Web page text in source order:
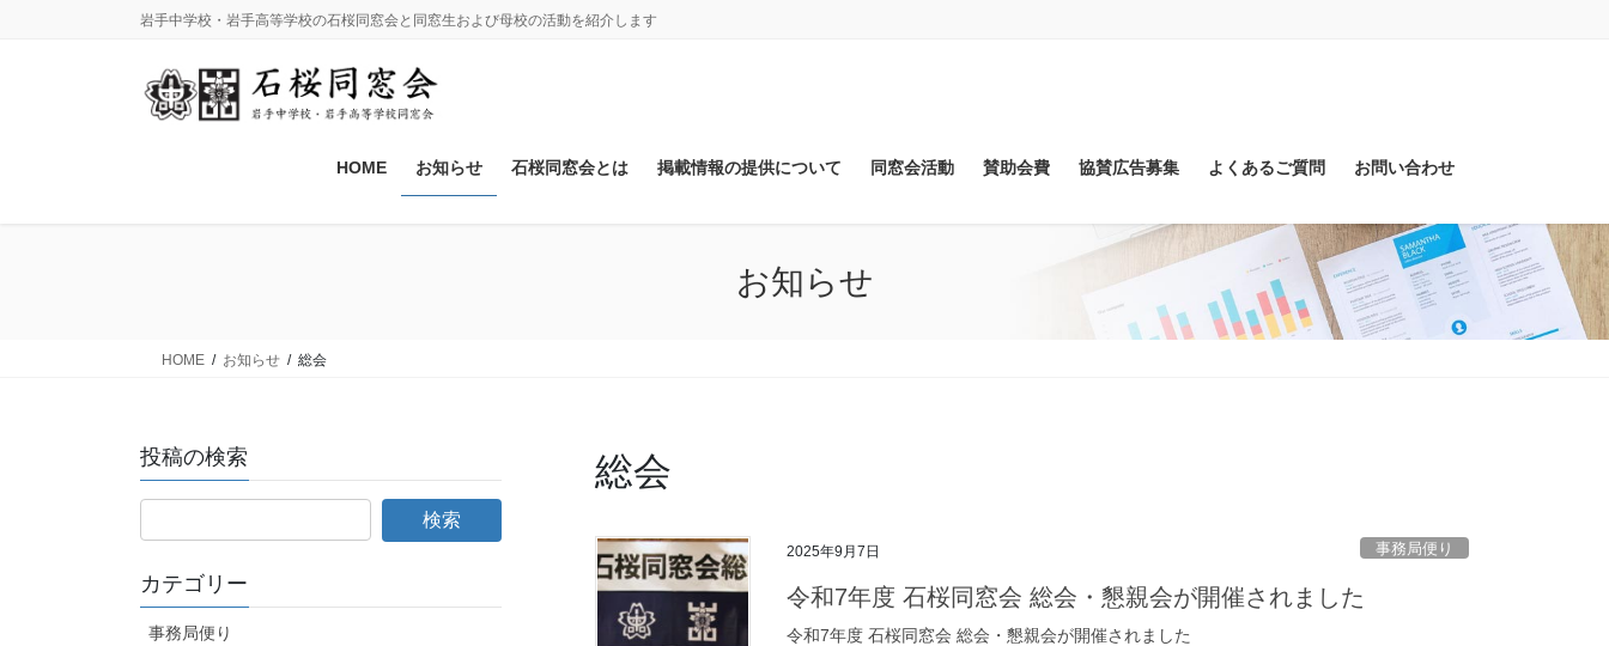
岩手中学校・岩手高等学校の石桜同窓会と同窓生および母校の活動を紹介します
HOME お知らせ 石桜同窓会とは 掲載情報の提供について 同窓会活動 賛助会費 協賛広告募集 よくあるご質問 お問い合わせ
お知らせ
HOME お知らせ 総会
総会
2025年9月7日 事務局便り
令和7年度 石桜同窓会 総会・懇親会が開催されました
令和7年度 石桜同窓会 総会・懇親会が開催されました
投稿の検索
カテゴリー
事務局便り